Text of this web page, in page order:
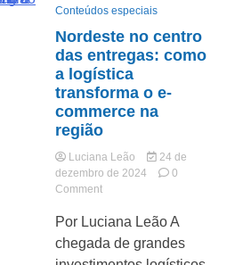
de
Conteúdos especiais
Nordeste no centro
das entregas: como
a logística
transforma o e-
commerce na
região
Luciana Leão
24 de
dezembro de 2024
0
Commenton
no
centro
Por Luciana Leão A
chegada de grandes